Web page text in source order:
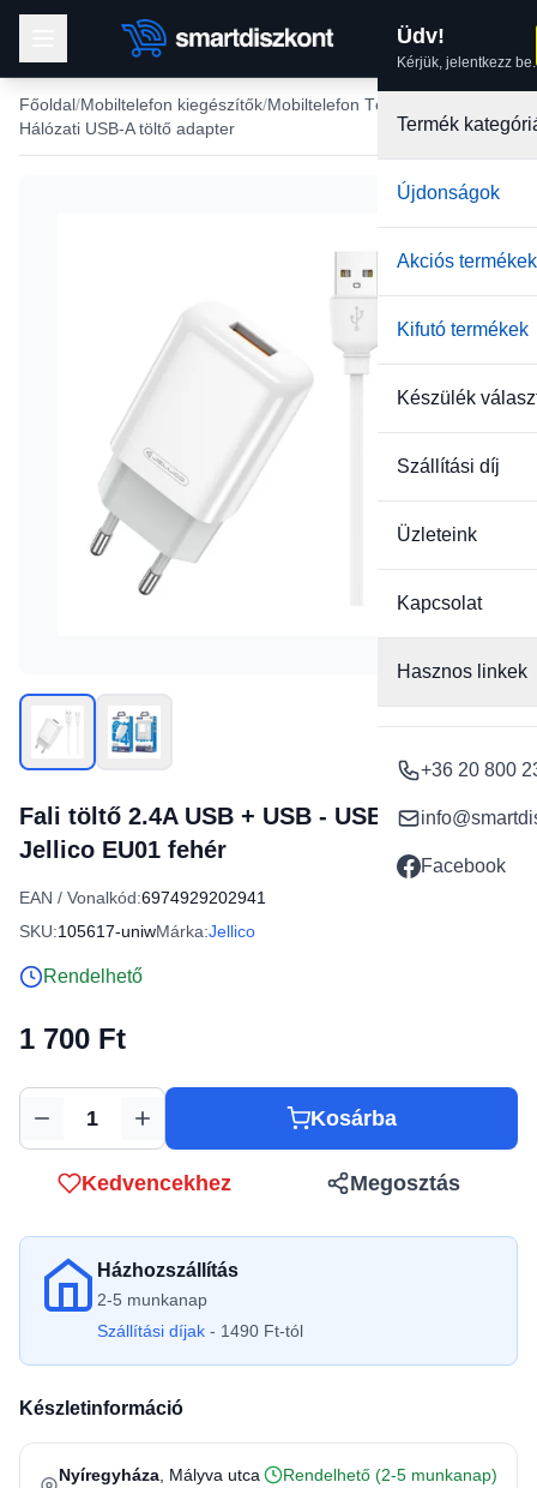
Üdv!
Kérjük, jelentkezz be.
Termék
Újdonságok
Akciós termékek
Kifutó termékek
Készülék
Szállítási díj
Üzleteink
Kapcsolat
Hasznos linkek
+36 20 800
Facebook
Főoldal Mobiltelefon kiegészítők Mobiltelefon Töltők
Hálózati USB-A töltő adapter
Fali töltő 2.4A USB + USB - USB-C kábel
Jellico EU01 fehér
EAN / Vonalkód:6974929202941
SKU:105617-uniwMárka:Jellico
Rendelhető
1 700 Ft
Mennyiség Kosárba
Kedvencekhez Megosztás
Házhozszállítás
2-5 munkanap
Szállítási díjak - 1490 Ft-tól
Készletinformáció
Nyíregyháza , Mályva utca
Rendelhető (2-5 munkanap)